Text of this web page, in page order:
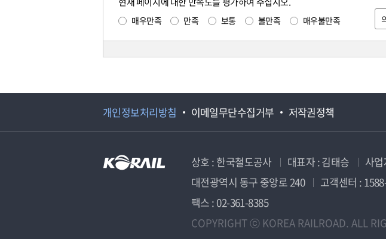
매우만족 만족 보통 불만족 매우불만족
개인정보처리방침 이메일무단수집거부 저작권정책
상호 : 한국철도공사 대표자 : 김태승 사
대전광역시 동구 중앙로 240
고객센터 :
팩스 : 02-361-8385
COPYRIGHT ⓒ KOREA RAILROAD. ALL